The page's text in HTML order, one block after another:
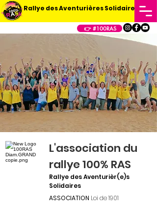
Rallye des Aventurières Solidaires
👉 #100RAS
L'association du
rallye 100% RAS
Rallye des Aventurièr(e)s
Solidaires
ASSOCIATION Loi de 1901